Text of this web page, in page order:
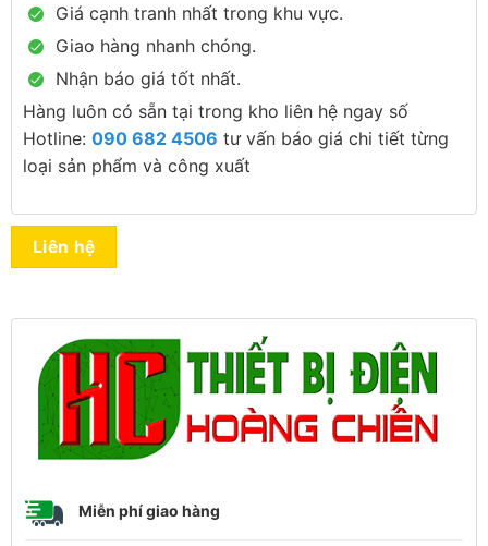
Giá cạnh tranh nhất trong khu vực.
Giao hàng nhanh chóng.
Nhận báo giá tốt nhất.
Hàng luôn có sẵn tại trong kho liên hệ ngay số
Hotline: 090 682 4506 tư vấn báo giá chi tiết từng
loại sản phẩm và công xuất
Liên hệ
Miễn phí giao hàng